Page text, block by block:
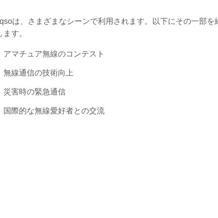
は、さまざまなシーンで利用されます。以下にその一部を
ます。
アマチュア無線のコンテスト
無線通信の技術向上
災害時の緊急通信
国際的な無線愛好者との交流